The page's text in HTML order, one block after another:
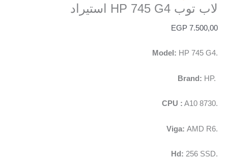
لاب توب HP 745 G4 استيراد
EGP 7.500,00
Model: HP 745 G4.
Brand: HP.
CPU : A10 8730.
Viga: AMD R6.
Hd: 256 SSD.